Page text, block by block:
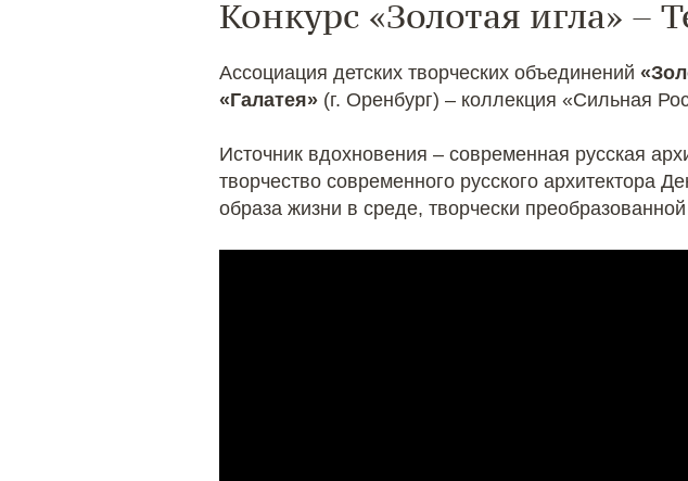
Конкурс «Золотая игла» –
Ассоциация детских творческих объединений
«Галатея» (г. Оренбург) – коллекция «Сильная
Источник вдохновения – современная русская
творчество современного русского архитектора
образа жизни в среде, творчески